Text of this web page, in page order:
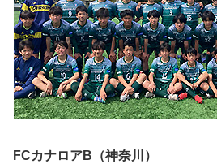
FCカナロアB（神奈川）